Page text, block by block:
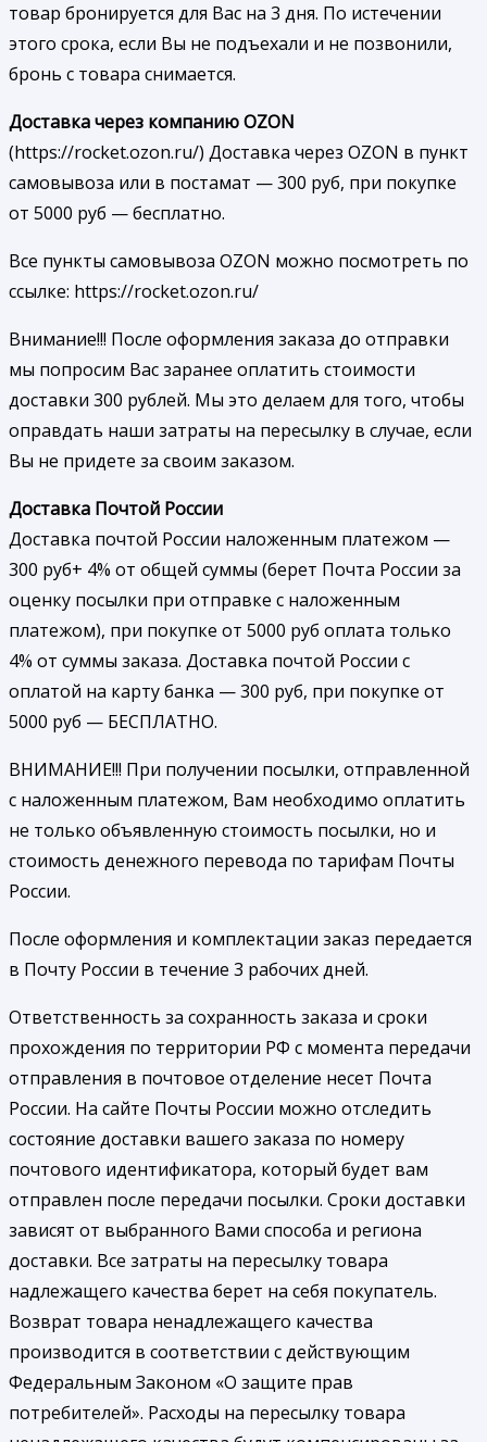
товар бронируется для Вас на 3 дня. По истечении
этого срока, если Вы не подъехали и не позвонили,
бронь с товара снимается.
Доставка через компанию OZON
(https://rocket.ozon.ru/) Доставка через OZON в пункт
самовывоза или в постамат — 300 руб, при покупке
от 5000 руб — бесплатно.
Все пункты самовывоза OZON можно посмотреть по
ссылке: https://rocket.ozon.ru/
Внимание!!! После оформления заказа до отправки
мы попросим Вас заранее оплатить стоимости
доставки 300 рублей. Мы это делаем для того, чтобы
оправдать наши затраты на пересылку в случае, если
Вы не придете за своим заказом.
Доставка Почтой России
Доставка почтой России наложенным платежом —
300 руб+ 4% от общей суммы (берет Почта России за
оценку посылки при отправке с наложенным
платежом), при покупке от 5000 руб оплата только
4% от суммы заказа. Доставка почтой России с
оплатой на карту банка — 300 руб, при покупке от
5000 руб — БЕСПЛАТНО.
ВНИМАНИЕ!!! При получении посылки, отправленной
с наложенным платежом, Вам необходимо оплатить
не только объявленную стоимость посылки, но и
стоимость денежного перевода по тарифам Почты
России.
После оформления и комплектации заказ передается
в Почту России в течение 3 рабочих дней.
Ответственность за сохранность заказа и сроки
прохождения по территории РФ с момента передачи
отправления в почтовое отделение несет Почта
России. На сайте Почты России можно отследить
состояние доставки вашего заказа по номеру
почтового идентификатора, который будет вам
отправлен после передачи посылки. Сроки доставки
зависят от выбранного Вами способа и региона
доставки. Все затраты на пересылку товара
надлежащего качества берет на себя покупатель.
Возврат товара ненадлежащего качества
производится в соответствии с действующим
Федеральным Законом «О защите прав
потребителей». Расходы на пересылку товара